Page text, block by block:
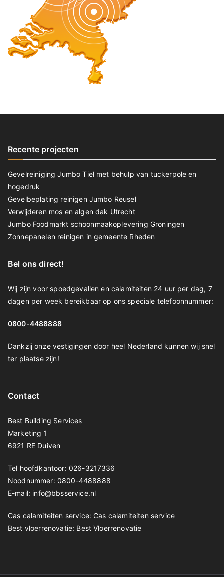
Recente projecten
Gevelreiniging Jumbo Tiel met behulp van tuckerpole en
hogedruk
Gevelbeplating reinigen Jumbo Reusel
Verwijderen mos en algen dak Utrecht
Jumbo Foodmarkt schoonmaakoplevering Groningen
Zonnepanelen reinigen in gemeente Rheden
Bel ons direct!
Wij zijn voor spoedgevallen en calamiteiten 24 uur per dag, 7
dagen per week bereikbaar op ons speciale telefoonnummer:
0800-4488888
Dankzij onze vestigingen door heel Nederland kunnen wij snel
ter plaatse zijn!
Contact
Best Building Services
Marketing 1
6921 RE Duiven
Tel hoofdkantoor: 026-3217336
Noodnummer: 0800-4488888
E-mail: info@bbsservice.nl
Cas calamiteiten service: Cas calamiteiten service
Best vloerrenovatie: Best Vloerrenovatie